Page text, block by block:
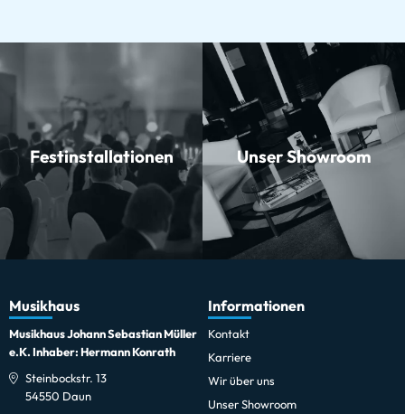
Festinstallationen Unser Showroom
Musikhaus
Musikhaus Johann Sebastian Müller
e.K. Inhaber: Hermann Konrath
Steinbockstr. 13
54550 Daun
Informationen
Kontakt
Karriere
Wir über uns
Unser Showroom